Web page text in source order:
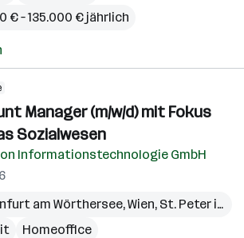
€ – 135.000 € jährlich
Manager (m/w/d) mit Fokus
Sozialwesen
Informationstechnologie GmbH
am Wörthersee,Wien, St. Peter in der Au
Homeoffice